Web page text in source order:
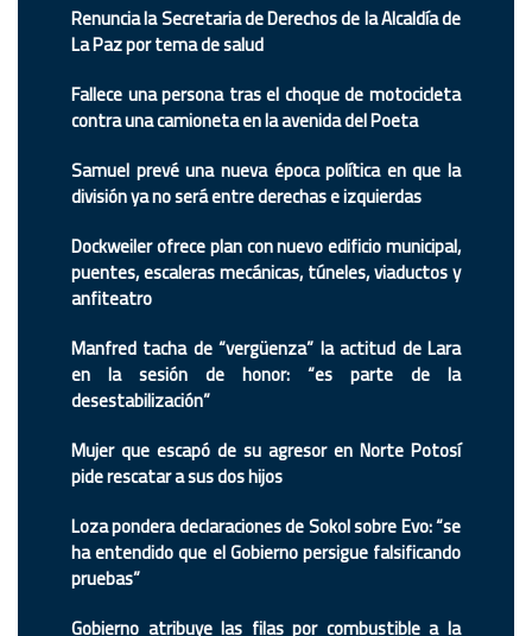
Renuncia la Secretaria de Derechos de la Alcaldía de
La Paz por tema de salud
Fallece una persona tras el choque de motocicleta
contra una camioneta en la avenida del Poeta
Samuel prevé una nueva época política en que la
división ya no será entre derechas e izquierdas
Dockweiler ofrece plan con nuevo edificio municipal,
puentes, escaleras mecánicas, túneles, viaductos y
anfiteatro
Manfred tacha de “vergüenza” la actitud de Lara
en la sesión de honor: “es parte de la
desestabilización”
Mujer que escapó de su agresor en Norte Potosí
pide rescatar a sus dos hijos
Loza pondera declaraciones de Sokol sobre Evo: “se
ha entendido que el Gobierno persigue falsificando
pruebas”
Gobierno atribuye las filas por combustible a la